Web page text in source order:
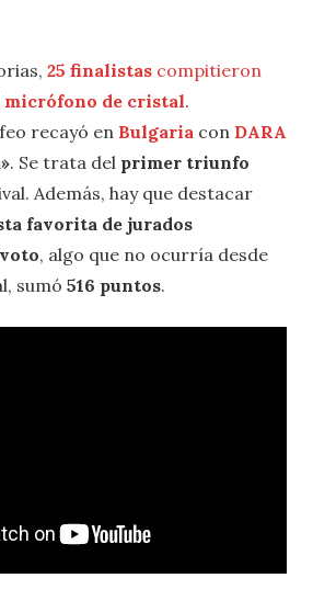
25 finalistas compitieron
micrófono de cristal.
recayó en Bulgaria con DARA
. Se trata del primer triunfo
Además, hay que destacar
favorita de jurados
, algo que no ocurría desde
sumó 516 puntos.